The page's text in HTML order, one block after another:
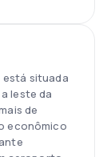
está situada
leste da
de
econômico